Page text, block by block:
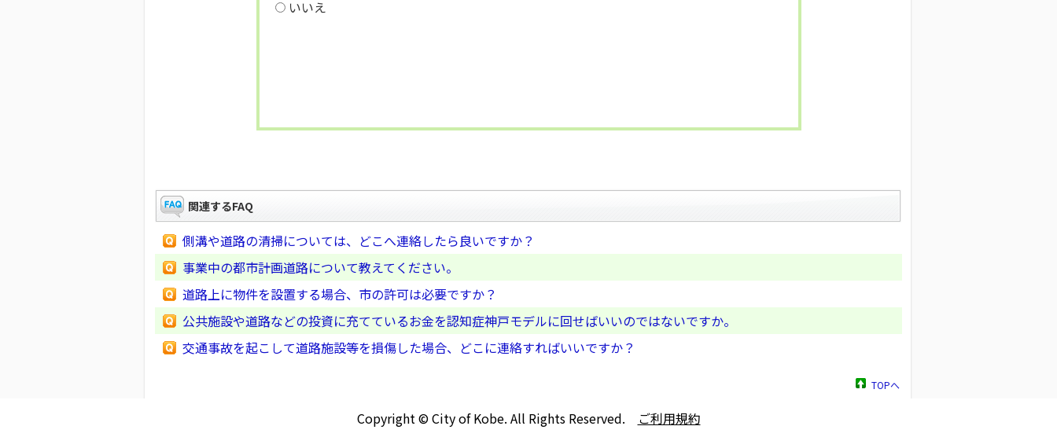
いいえ
関連するFAQ
側溝や道路の清掃については、どこへ連絡したら良いですか？
事業中の都市計画道路について教えてください。
道路上に物件を設置する場合、市の許可は必要ですか？
公共施設や道路などの投資に充てているお金を認知症神戸モデルに回せばいいのではないですか。
交通事故を起こして道路施設等を損傷した場合、どこに連絡すればいいですか？
TOPへ
Copyright © City of Kobe. All Rights Reserved. ご利用規約